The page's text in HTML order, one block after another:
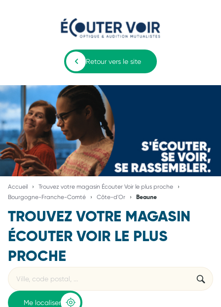
Retour vers le site
Accueil
Trouvez votre magasin Écouter Voir le plus proche
Bourgogne-Franche-Comté
Côte-d'Or Beaune
TROUVEZ VOTRE MAGASIN
ÉCOUTER VOIR LE PLUS
PROCHE
Rechercher
établissement
Veuillez
renseigner
une
adresse
{{count}}
résultat(s)
trouvé(s)
Me localiser